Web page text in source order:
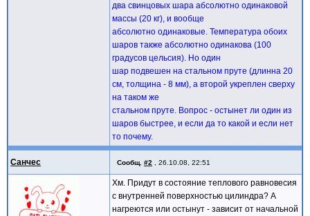
два свинцовых шара абсолютно одинаковой
массы (20 кг), и вообще
абсолютно одинаковые. Температура обоих
шаров также абсолютно одинакова (100
градусов цельсия). Но один
шар подвешен на стальном пруте (длинна 20
см, толщина - 8 мм), а второй укреплен сверху
на таком же
стальном пруте. Вопрос - остынет ли один из
шаров быстрее, и если да то какой и если нет
то почему.
Санчес Сообщ. #2 26.10.08, 22:51
Хм. Придут в состояние теплового равновесия
с внутренней поверхностью цилиндра? А
нагреются или остынут - зависит от начальной